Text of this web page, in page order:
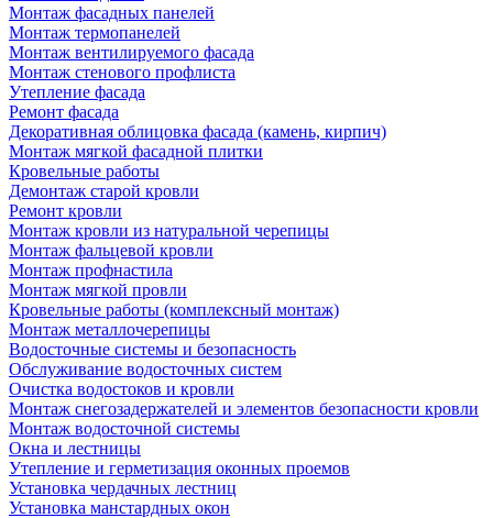
Монтаж фасадных панелей
Монтаж термопанелей
Монтаж вентилируемого фасада
Монтаж стенового профлиста
Утепление фасада
Ремонт фасада
Декоративная облицовка фасада (камень, кирпич)
Монтаж мягкой фасадной плитки
Кровельные работы
Демонтаж старой кровли
Ремонт кровли
Монтаж кровли из натуральной черепицы
Монтаж фальцевой кровли
Монтаж профнастила
Монтаж мягкой провли
Кровельные работы (комплексный монтаж)
Монтаж металлочерепицы
Водосточные системы и безопасность
Обслуживание водосточных систем
Очистка водостоков и кровли
Монтаж снегозадержателей и элементов безопасности кровли
Монтаж водосточной системы
Окна и лестницы
Утепление и герметизация оконных проемов
Установка чердачных лестниц
Установка манстардных окон